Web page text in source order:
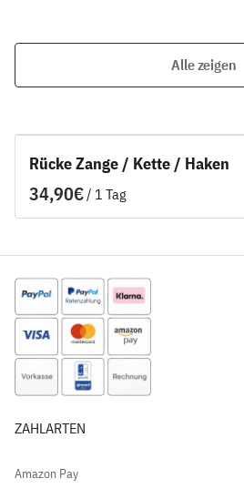
Alle zeigen
Rücke Zange / Kette / Haken
/
ZAHLARTEN
Amazon Pay